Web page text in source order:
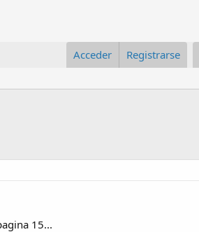
Acceder Registrarse
15...